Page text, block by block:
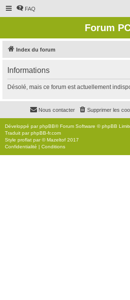
FAQ
Forum
Index du forum
Informations
Désolé, mais ce forum est actuellement
Supprimer les
Nous contacter
Développé parphpBB® Forum Software © phpBB
Traduit parphpBB-fr.com
Style proflat par ©Mazeltof 2017
Confidentialité | Conditions